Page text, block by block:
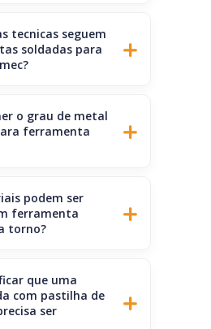
tecnicas seguem
soldadas para
o grau de metal
ferramenta
podem ser
ferramenta
torno?
que uma
com pastilha de
ser